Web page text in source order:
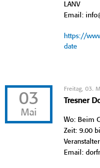
LANV
Email:
https://
date
03
Mai
Freitag, 03.
Tresner
Wo: Beim
Zeit: 9.00
Email: